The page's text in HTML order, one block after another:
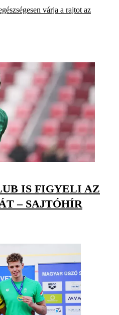
várja a rajtot az
IS FIGYELI AZ
– SAJTÓHÍR